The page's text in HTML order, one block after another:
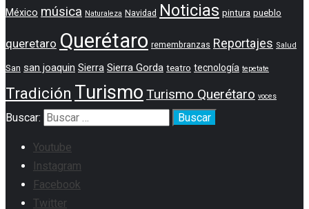
México música Naturaleza Navidad Noticias pintura pueblo
queretaro Querétaro remembranzas Reportajes Salud
San san joaquin Sierra Sierra Gorda teatro tecnología tepetate
Tradición Turismo Turismo Querétaro voces
Buscar:
Youtube
Instagram
Facebook
Twitter